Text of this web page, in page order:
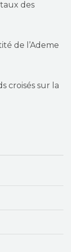
des
de l’Ademe
croisés sur la